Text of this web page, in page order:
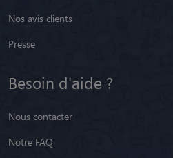
Nos avis clients
Presse
Besoin d'aide ?
Nous contacter
Notre FAQ